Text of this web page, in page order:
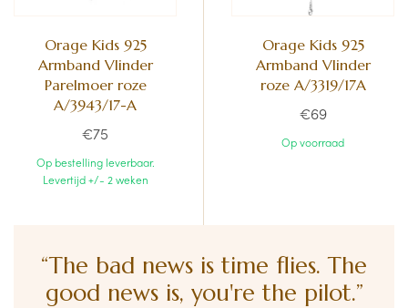
Orage Kids 925
Armband Vlinder
Parelmoer roze
A/3943/17-A
€75
Op bestelling leverbaar.
Levertijd +/- 2 weken
Orage Kids 925
Armband Vlinder
roze A/3319/17A
€69
Op voorraad
“The bad news is time flies. The
good news is, you're the pilot.”